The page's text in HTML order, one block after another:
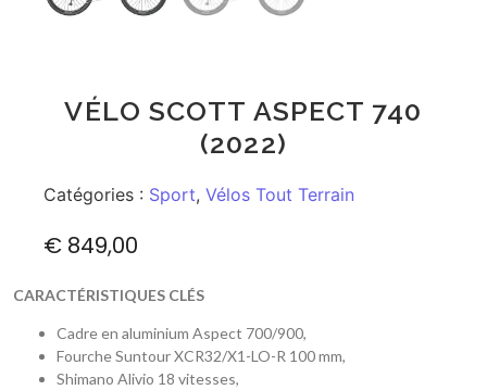
VÉLO SCOTT ASPECT 740
(2022)
Catégories : Sport, Vélos Tout Terrain
€ 849,00
CARACTÉRISTIQUES CLÉS
Cadre en aluminium Aspect 700/900,
Fourche Suntour XCR32/X1-LO-R 100 mm,
Shimano Alivio 18 vitesses,